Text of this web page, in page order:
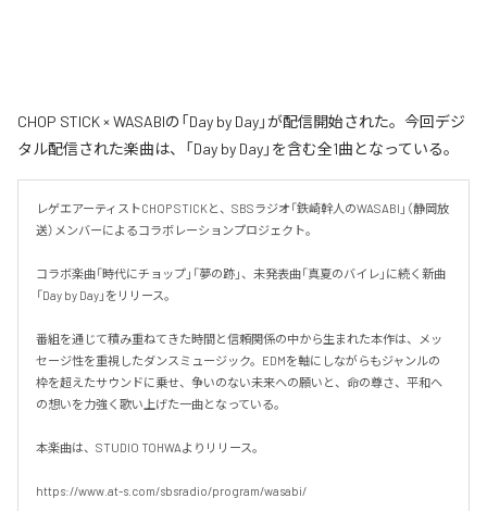
CHOP STICK × WASABIの「Day by Day」が配信開始された。今回デジ
タル配信された楽曲は、「Day by Day」を含む全1曲となっている。
レゲエアーティストCHOP STICKと、SBSラジオ「鉄崎幹人のWASABI」（静岡放
送）メンバーによるコラボレーションプロジェクト。
コラボ楽曲「時代にチョップ」「夢の跡」、未発表曲「真夏のバイレ」に続く新曲
「Day by Day」をリリース。
番組を通じて積み重ねてきた時間と信頼関係の中から生まれた本作は、メッ
セージ性を重視したダンスミュージック。EDMを軸にしながらもジャンルの
枠を超えたサウンドに乗せ、争いのない未来への願いと、命の尊さ、平和へ
の想いを力強く歌い上げた一曲となっている。
本楽曲は、STUDIO TOHWAよりリリース。
https://www.at-s.com/sbsradio/program/wasabi/